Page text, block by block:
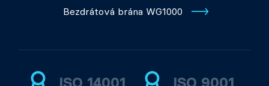
Bezdrátová brána WG1000